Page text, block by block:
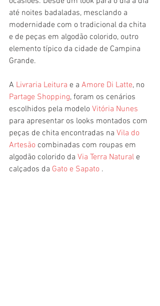
até noites badaladas, mesclando a
modernidade com o tradicional da chita
e de peças em algodão colorido, outro
elemento típico da cidade de Campina
Grande.
A Livraria Leitura e a Amore Di Latte, no
Partage Shopping, foram os cenários
escolhidos pela modelo Vitória Nunes
para apresentar os looks montados com
peças de chita encontradas na Vila do
Artesão combinadas com roupas em
algodão colorido da Via Terra Natural e
calçados da Gato e Sapato .